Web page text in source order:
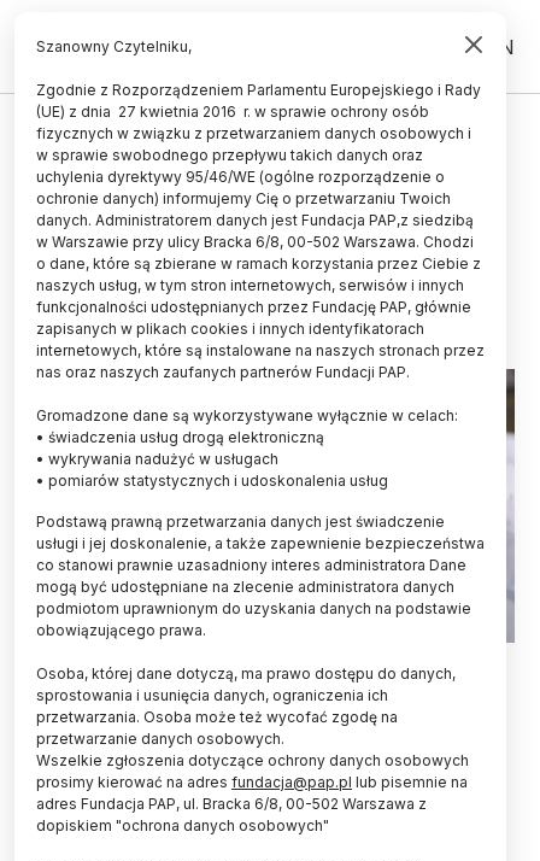
PL EN
ŚWIAT
Badanie: aluminium w
szczepionkach nie ma związku z
chorobami
18.07.2025
aktualizacja: 18.07.2025
2 minuty czytania
Nie istnieje związek między obecnym w
szczepionkach aluminium a autyzmem oraz 49
innymi chorobami - wykazało duńskie badanie. Do
jego przeprowadzenia wykorzystano dane aż
miliona dzieci.
Szanowny Czytelniku,
Zgodnie z Rozporządzeniem Parlamentu Europejskiego i Rady
(UE) z dnia 27 kwietnia 2016 r. w sprawie ochrony osób
fizycznych w związku z przetwarzaniem danych osobowych i
w sprawie swobodnego przepływu takich danych oraz
uchylenia dyrektywy 95/46/WE (ogólne rozporządzenie o
ochronie danych) informujemy Cię o przetwarzaniu Twoich
danych. Administratorem danych jest Fundacja PAP,z siedzibą
w Warszawie przy ulicy Bracka 6/8, 00-502 Warszawa. Chodzi
o dane, które są zbierane w ramach korzystania przez Ciebie z
naszych usług, w tym stron internetowych, serwisów i innych
funkcjonalności udostępnianych przez Fundację PAP, głównie
zapisanych w plikach cookies i innych identyfikatorach
internetowych, które są instalowane na naszych stronach przez
nas oraz naszych zaufanych partnerów Fundacji PAP.
Gromadzone dane są wykorzystywane wyłącznie w celach:
• świadczenia usług drogą elektroniczną
• wykrywania nadużyć w usługach
• pomiarów statystycznych i udoskonalenia usług
Podstawą prawną przetwarzania danych jest świadczenie
usługi i jej doskonalenie, a także zapewnienie bezpieczeństwa
co stanowi prawnie uzasadniony interes administratora Dane
mogą być udostępniane na zlecenie administratora danych
podmiotom uprawnionym do uzyskania danych na podstawie
obowiązującego prawa.
Osoba, której dane dotyczą, ma prawo dostępu do danych,
sprostowania i usunięcia danych, ograniczenia ich
przetwarzania. Osoba może też wycofać zgodę na
przetwarzanie danych osobowych.
Wszelkie zgłoszenia dotyczące ochrony danych osobowych
prosimy kierować na adres fundacja@pap.pl lub pisemnie na
adres Fundacja PAP, ul. Bracka 6/8, 00-502 Warszawa z
dopiskiem "ochrona danych osobowych"